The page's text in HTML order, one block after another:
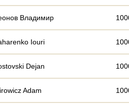
Владимир
Iouri
Dejan
Adam